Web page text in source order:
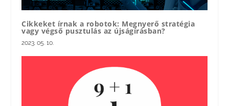
Cikkeket írnak a robotok: Megnyerő stratégia
vagy végső pusztulás az újságírásban?
2023. 05. 10.